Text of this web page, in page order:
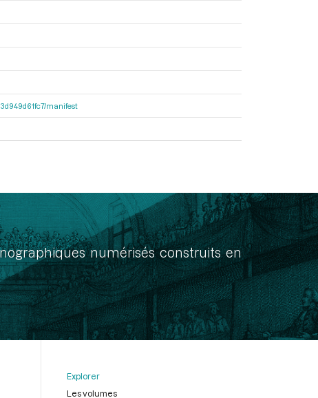
manifest
numérisés construits en
Explorer
Les volumes